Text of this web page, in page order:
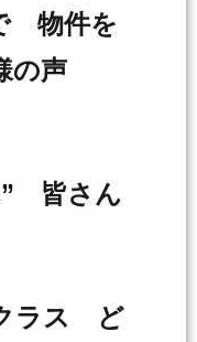
物件を
の声
” 皆さん
ラス ど